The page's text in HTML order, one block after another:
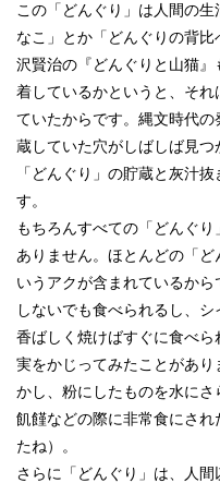
この「どんぐり」は人間の
なこ」とか「どんぐりの背
沢賢治の『どんぐりと山猫
着しているかというと、そ
ていたからです。縄文時代
蔵していた穴がしばしば見つ
「どんぐり」の貯蔵と灰汁
す。
もちろんすべての「どんぐ
ありません。ほとんどの「
いうアクが含まれているか
しないでも食べられるし、シ
香ばしく焼けばすぐに食べ
実をかじってみたことがあ
かし、粉にしたものを水に
飢饉などの際に非常食にさ
たね）。
さらに「どんぐり」は、人